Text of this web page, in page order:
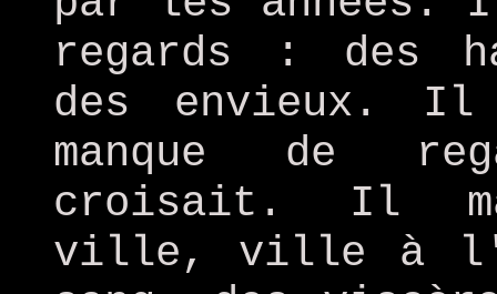
regards : des
des envieux.
manque de
croisait. Il
ville, ville à